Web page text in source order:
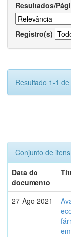
Resultados/
Registro(s)
Resultado 1-1 de
Conjunto de itens:
Data do
documento
27-Ago-2021